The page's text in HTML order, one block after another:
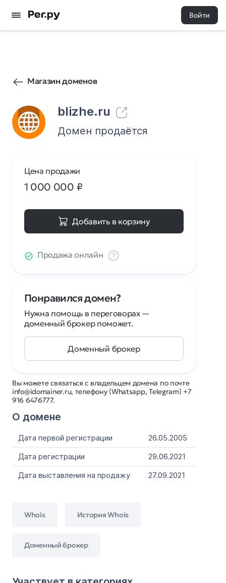
Войти
Магазин доменов
blizhe.ru
760 0
Домен продаётся
Вы можете связаться с владельцем домена по почте
info@idomainer.ru, телефону (Whatsapp, Telegram) +7
916 6476777.
О домене
Дата первой регистрации
26.05.2005
Дата регистрации
29.06.2021
Дата выставления на продажу
27.09.2021
Whois История Whois
Доменный брокер
Цена продажи
1 000 000 ₽
Добавить в корзину
Продажа онлайн
Понравился домен?
Нужна помощь в переговорах —
доменный брокер поможет.
Доменный брокер